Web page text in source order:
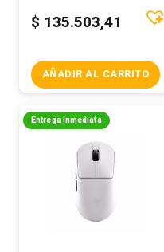
$ 135.503,41
AÑADIR AL CARRITO
Entrega Inmediata